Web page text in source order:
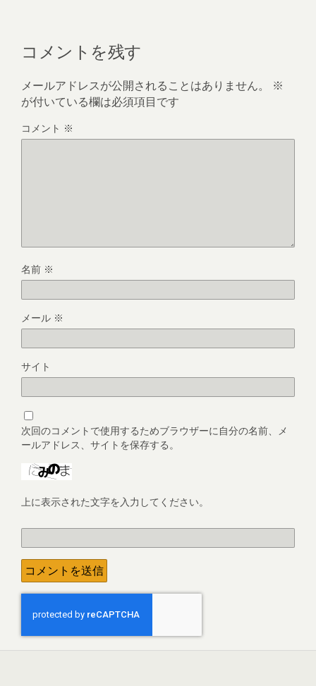
コメントを残す
メールアドレスが公開されることはありません。
※
が付いている欄は必須項目です
コメント ※
名前 ※
メール ※
サイト
次回のコメントで使用するためブラウザーに自分の名前、メ
ールアドレス、サイトを保存する。
上に表示された文字を入力してください。